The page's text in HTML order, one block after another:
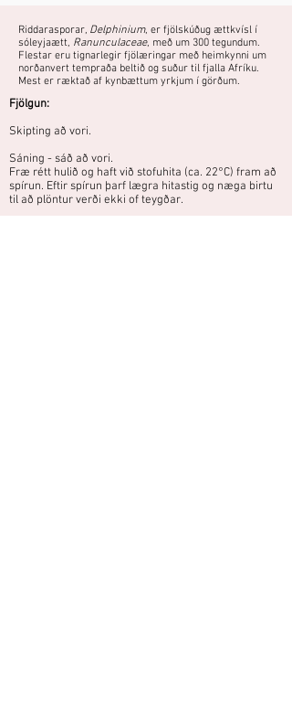
Riddarasporar, Delphinium, er fjölskúðug ættkvísl í
sóleyjaætt, Ranunculaceae, með um 300 tegundum.
Flestar eru tignarlegir fjölæringar með heimkynni um
norðanvert tempraða beltið og suður til fjalla Afríku.
Mest er ræktað af kynbættum yrkjum í görðum.
Fjölgun:
Skipting að vori.
Sáning - sáð að vori.
Fræ rétt hulið og haft við stofuhita (ca. 22°C) fram að
spírun. Eftir spírun þarf lægra hitastig og næga birtu
til að plöntur verði ekki of teygðar.